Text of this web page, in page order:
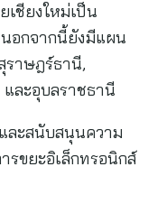
เชียงใหม่เป็น
อกจากนี้ยังมีแผน
าษฎร์ธานี,
ละอุบลราชธานี
ละสนับสนุนความ
รขยะอิเล็กทรอนิกส์